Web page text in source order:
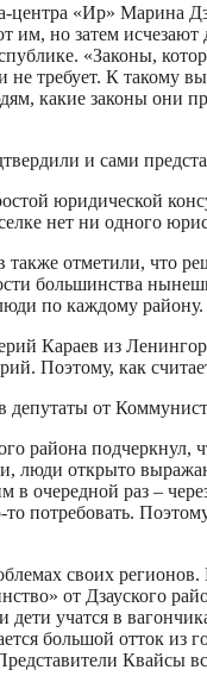
центра «Ир» Марина
им, но затем
«Законы,
не требует. К
какие законы
и сами
юридической
нет ни одного
также отметили, что
большинства
по каждому району.
Караев из
Поэтому, как
депутаты от
района
люди открыто
очередной раз –
потребовать.
своих
от Дзауского
учатся в
большой отток